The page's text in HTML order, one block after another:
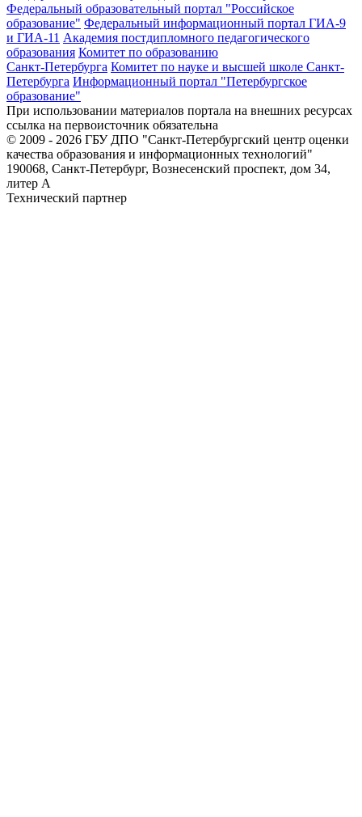
Федеральный образовательный портал "Российское
образование" Федеральный информационный портал ГИА-9
и ГИА-11 Академия постдипломного педагогического
образования Комитет по образованию
Санкт-Петербурга Комитет по науке и высшей школе Санкт-
Петербурга Информационный портал "Петербургское
образование"
При использовании материалов портала на внешних ресурсах
ссылка на первоисточник обязательна
© 2009 - 2026 ГБУ ДПО "Санкт-Петербургский центр оценки
качества образования и информационных технологий"
190068, Санкт-Петербург, Вознесенский проспект, дом 34,
литер А
Технический партнер